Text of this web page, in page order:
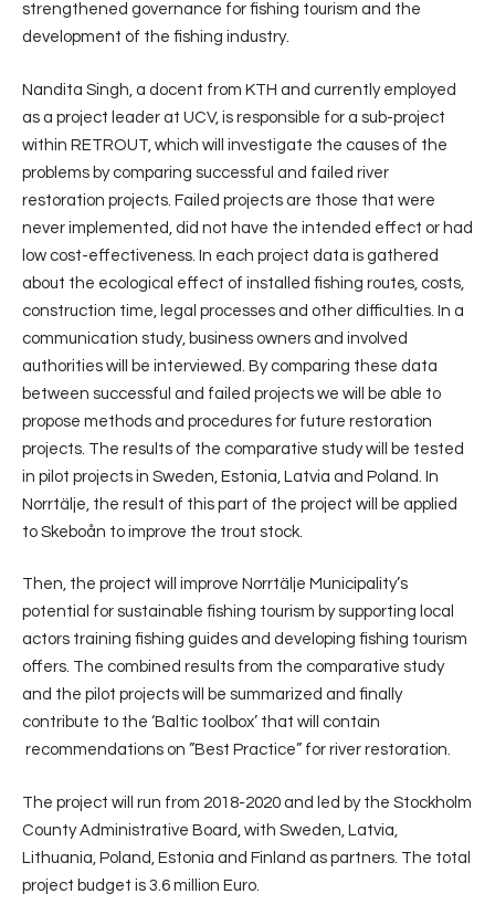
strengthened governance for fishing tourism and the
development of the fishing industry.
Nandita Singh, a docent from KTH and currently employed
as a project leader at UCV, is responsible for a sub-project
within RETROUT, which will investigate the causes of the
problems by comparing successful and failed river
restoration projects. Failed projects are those that were
never implemented, did not have the intended effect or had
low cost-effectiveness. In each project data is gathered
about the ecological effect of installed fishing routes, costs,
construction time, legal processes and other difficulties. In a
communication study, business owners and involved
authorities will be interviewed. By comparing these data
between successful and failed projects we will be able to
propose methods and procedures for future restoration
projects. The results of the comparative study will be tested
in pilot projects in Sweden, Estonia, Latvia and Poland. In
Norrtälje, the result of this part of the project will be applied
to Skeboån to improve the trout stock.
Then, the project will improve Norrtälje Municipality’s
potential for sustainable fishing tourism by supporting local
actors training fishing guides and developing fishing tourism
offers. The combined results from the comparative study
and the pilot projects will be summarized and finally
contribute to the ‘Baltic toolbox’ that will contain
recommendations on ”Best Practice” for river restoration.
The project will run from 2018-2020 and led by the Stockholm
County Administrative Board, with Sweden, Latvia,
Lithuania, Poland, Estonia and Finland as partners. The total
project budget is 3.6 million Euro.